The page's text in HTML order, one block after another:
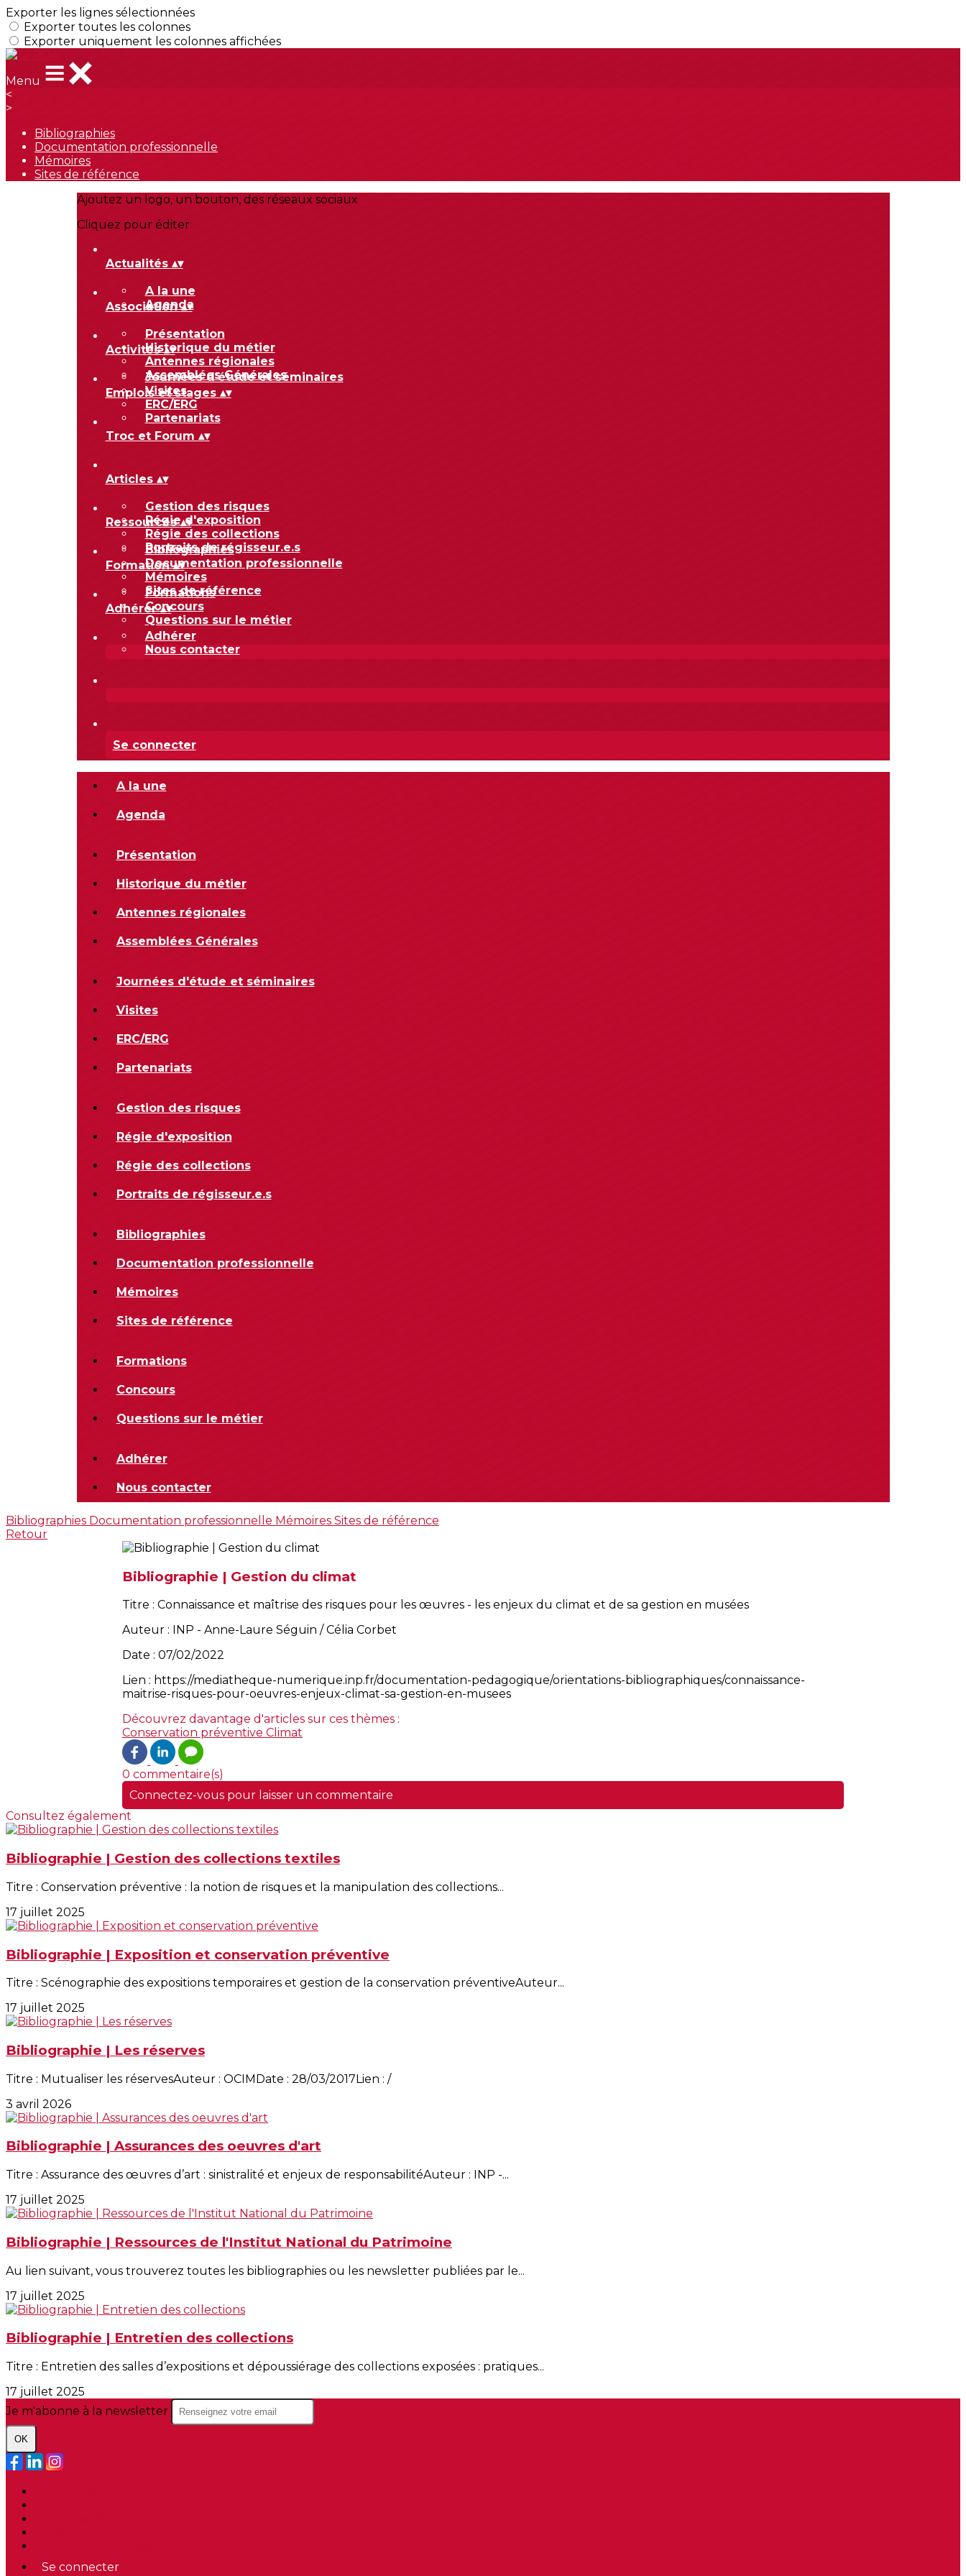
Exporter les lignes sélectionnées
Exporter toutes les colonnes
Exporter uniquement les colonnes affichées
Menu
<
>
Bibliographies
Documentation professionnelle
Mémoires
Sites de référence
Ajoutez un logo, un bouton, des réseaux sociaux
Cliquez pour éditer
Actualités ▴▾
A la une
Agenda
Association▴▾
Présentation
Historique du métier
Antennes régionales
Assemblées Générales
Activités▴▾
Journées d'étude et séminaires
Visites
ERC/ERG
Partenariats
Emplois et stages ▴▾
Troc et Forum ▴▾
Articles ▴▾
Gestion des risques
Régie d'exposition
Régie des collections
Portraits de régisseur.e.s
Ressources▴▾
Bibliographies
Documentation professionnelle
Mémoires
Sites de référence
Formation▴▾
Formations
Concours
Questions sur le métier
Adhérer▴▾
Adhérer
Nous contacter
Se connecter
A la une
Agenda
Présentation
Historique du métier
Antennes régionales
Assemblées Générales
Journées d'étude et séminaires
Visites
ERC/ERG
Partenariats
Gestion des risques
Régie d'exposition
Régie des collections
Portraits de régisseur.e.s
Bibliographies
Documentation professionnelle
Mémoires
Sites de référence
Formations
Concours
Questions sur le métier
Adhérer
Nous contacter
Bibliographies Documentation professionnelle Mémoires Sites de référence
Retour
Bibliographie | Gestion du climat
Titre : Connaissance et maîtrise des risques pour les œuvres - les enjeux du climat et de sa gestion en musées
Auteur : INP - Anne-Laure Séguin / Célia Corbet
Date : 07/02/2022
Lien : https://mediatheque-numerique.inp.fr/documentation-pedagogique/orientations-bibliographiques/connaissance-
maitrise-risques-pour-oeuvres-enjeux-climat-sa-gestion-en-musees
Découvrez davantage d'articles sur ces thèmes :
Conservation préventive Climat
0 commentaire(s)
Connectez-vous pour laisser un commentaire
Consultez également
Bibliographie | Gestion des collections textiles
Titre : Conservation préventive : la notion de risques et la manipulation des collections...
17 juillet 2025
Bibliographie | Exposition et conservation préventive
Titre : Scénographie des expositions temporaires et gestion de la conservation préventiveAuteur...
17 juillet 2025
Bibliographie | Les réserves
Titre : Mutualiser les réservesAuteur : OCIMDate : 28/03/2017Lien : /
3 avril 2026
Bibliographie | Assurances des oeuvres d'art
Titre : Assurance des œuvres d’art : sinistralité et enjeux de responsabilitéAuteur : INP -...
17 juillet 2025
Bibliographie | Ressources de l'Institut National du Patrimoine
Au lien suivant, vous trouverez toutes les bibliographies ou les newsletter publiées par le...
17 juillet 2025
Bibliographie | Entretien des collections
Titre : Entretien des salles d’expositions et dépoussiérage des collections exposées : pratiques...
17 juillet 2025
Je m'abonne à la newsletter
OK
Se connecter